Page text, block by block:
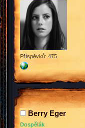
Příspěvků: 475
Berry Eger
Dospělák